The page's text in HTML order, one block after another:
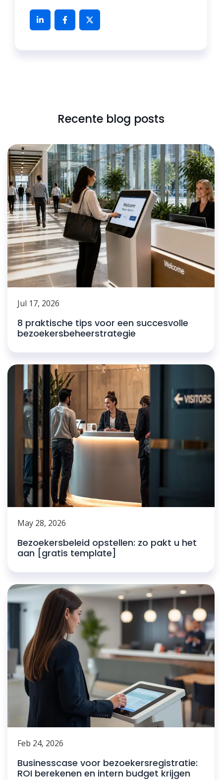
Recente blog posts
Jul 17, 2026
8 praktische tips voor een succesvolle
bezoekersbeheerstrategie
May 28, 2026
Bezoekersbeleid opstellen: zo pakt u het
aan [gratis template]
Feb 24, 2026
Businesscase voor bezoekersregistratie:
ROI berekenen en intern budget krijgen